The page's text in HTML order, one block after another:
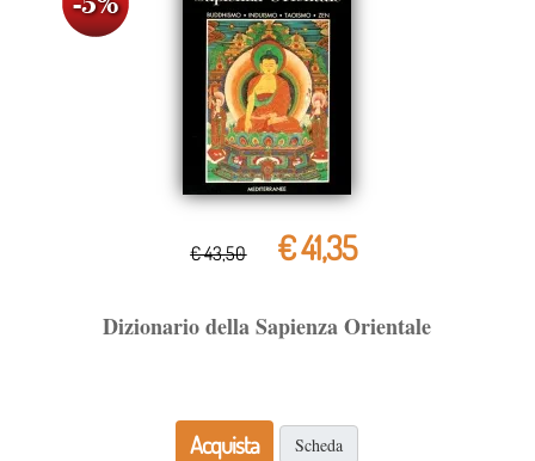
€ 43,50 € 41,35
Dizionario della Sapienza Orientale
Acquista Scheda